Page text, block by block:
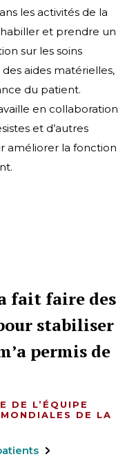
les activités de la
et prendre un
sur les soins
aides matérielles,
du patient.
en collaboration
et d’autres
améliorer la fonction
fait faire des
stabiliser
permis de
DE L’ÉQUIPE
DE LA